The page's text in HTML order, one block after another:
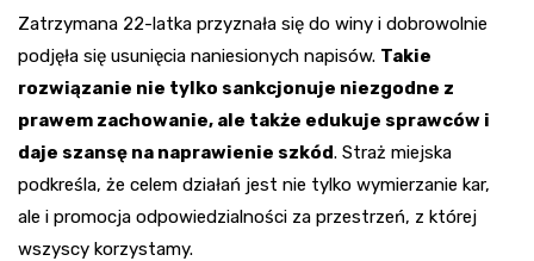
Zatrzymana 22-latka przyznała się do winy i dobrowolnie
podjęła się usunięcia naniesionych napisów. Takie
rozwiązanie nie tylko sankcjonuje niezgodne z
prawem zachowanie, ale także edukuje sprawców i
daje szansę na naprawienie szkód. Straż miejska
podkreśla, że celem działań jest nie tylko wymierzanie kar,
ale i promocja odpowiedzialności za przestrzeń, z której
wszyscy korzystamy.